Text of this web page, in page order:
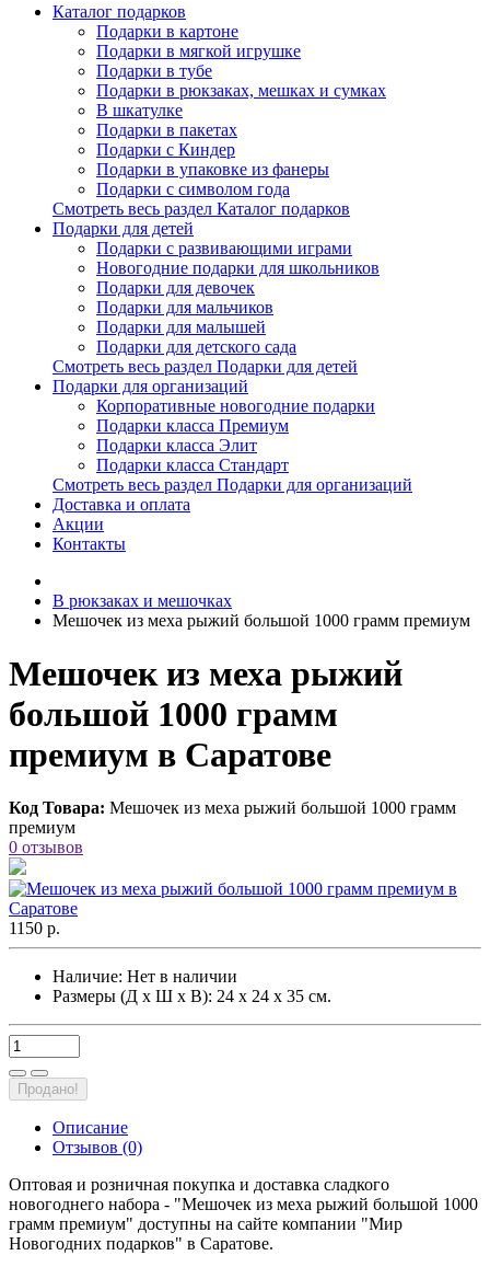
Каталог подарков
Подарки в картоне
Подарки в мягкой игрушке
Подарки в тубе
Подарки в рюкзаках, мешках и сумках
В шкатулке
Подарки в пакетах
Подарки с Киндер
Подарки в упаковке из фанеры
Подарки с символом года
Смотреть весь раздел Каталог подарков
Подарки для детей
Подарки с развивающими играми
Новогодние подарки для школьников
Подарки для девочек
Подарки для мальчиков
Подарки для малышей
Подарки для детского сада
Смотреть весь раздел Подарки для детей
Подарки для организаций
Корпоративные новогодние подарки
Подарки класса Премиум
Подарки класса Элит
Подарки класса Стандарт
Смотреть весь раздел Подарки для организаций
Доставка и оплата
Акции
Контакты
В рюкзаках и мешочках
Мешочек из меха рыжий большой 1000 грамм премиум
Мешочек из меха рыжий
большой 1000 грамм
премиум в Саратове
Код Товара: Мешочек из меха рыжий большой 1000 грамм
премиум
0 отзывов
1150 р.
Наличие: Нет в наличии
Размеры (Д х Ш х В): 24 х 24 х 35 см.
Продано!
Описание
Отзывов (0)
Оптовая и розничная покупка и доставка сладкого
новогоднего набора - "Мешочек из меха рыжий большой 1000
грамм премиум" доступны на сайте компании "Мир
Новогодних подарков" в Саратове.